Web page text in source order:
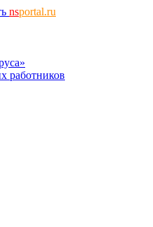
nsportal.ru
работников